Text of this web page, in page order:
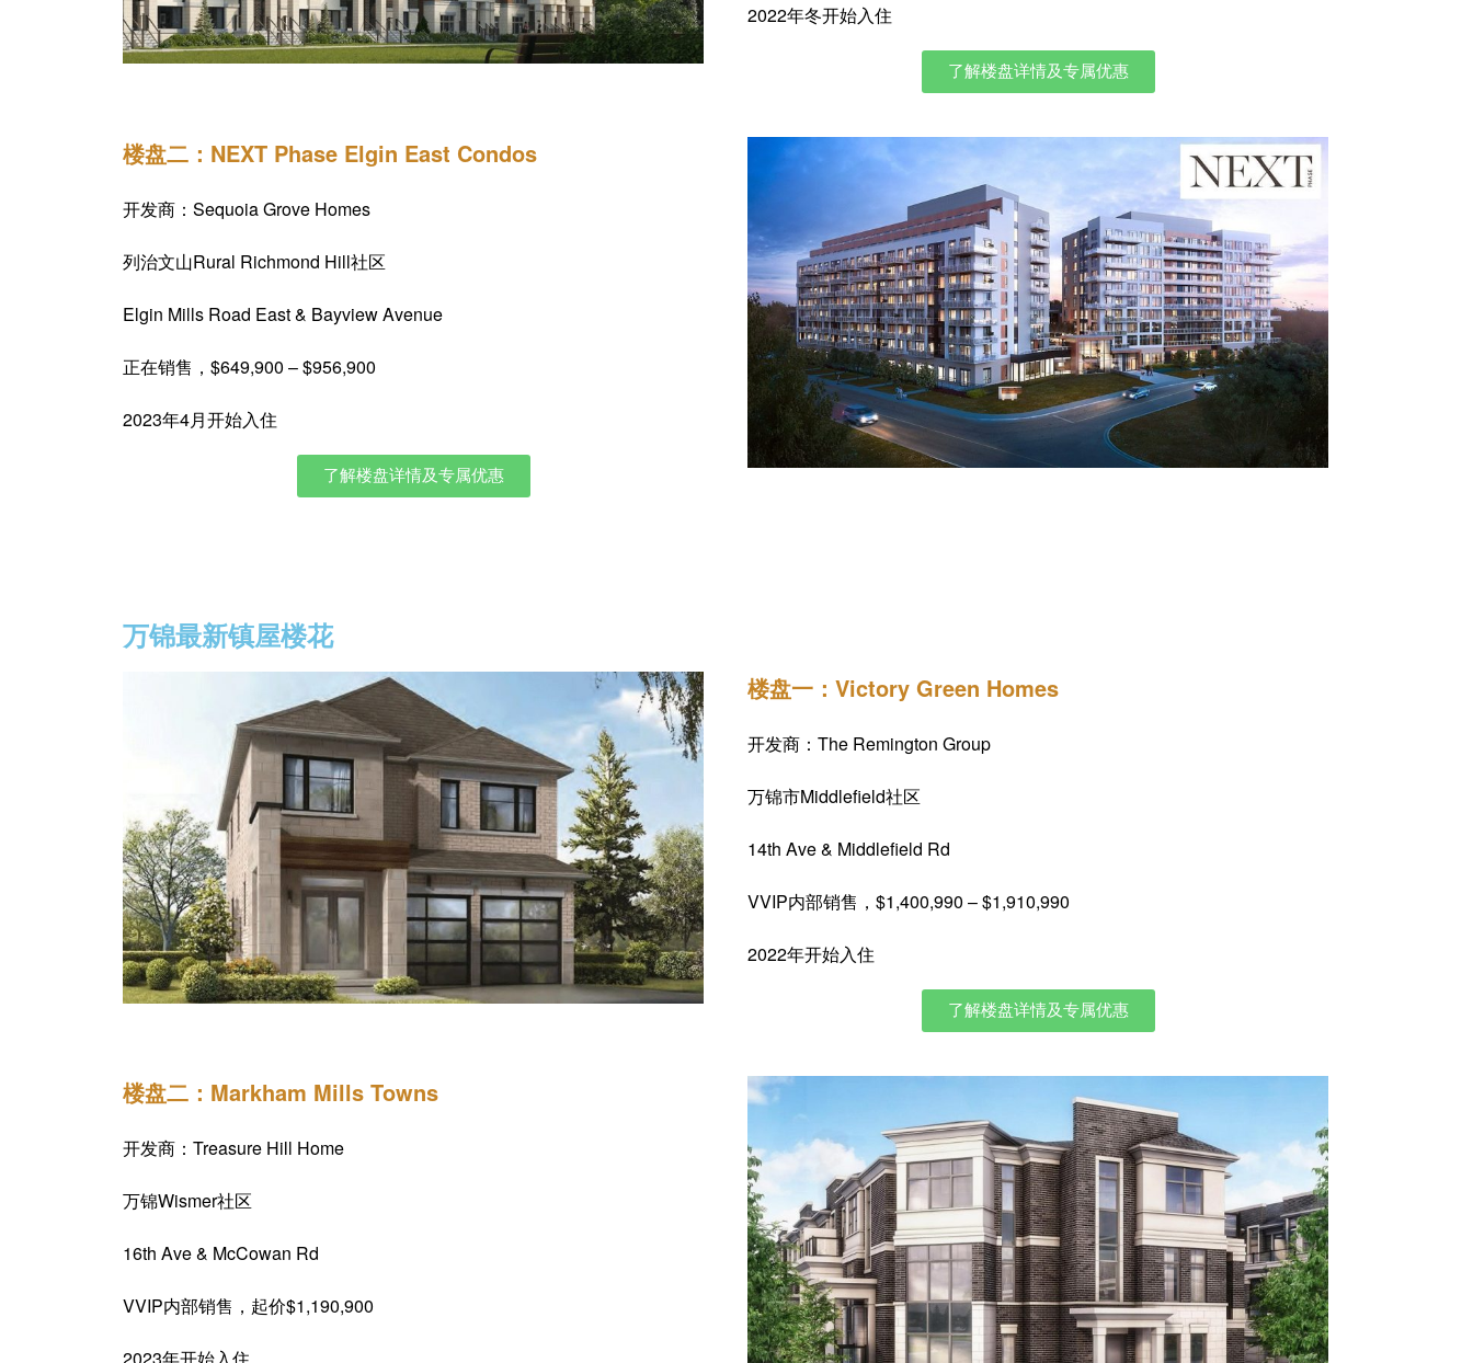
2022年冬开始入住
了解楼盘详情及专属优惠
楼盘二：NEXT Phase Elgin East Condos
开发商：Sequoia Grove Homes
列治文山Rural Richmond Hill社区
Elgin Mills Road East & Bayview Avenue
正在销售，$649,900 – $956,900
2023年4月开始入住
了解楼盘详情及专属优惠
万锦最新镇屋楼花
楼盘一：Victory Green Homes
开发商：The Remington Group
万锦市Middlefield社区
14th Ave & Middlefield Rd
VVIP内部销售，$1,400,990 – $1,910,990
2022年开始入住
了解楼盘详情及专属优惠
楼盘二：Markham Mills Towns
开发商：Treasure Hill Home
万锦Wismer社区
16th Ave & McCowan Rd
VVIP内部销售，起价$1,190,900